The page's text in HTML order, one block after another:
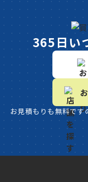
365日い
お見積もりも無料です